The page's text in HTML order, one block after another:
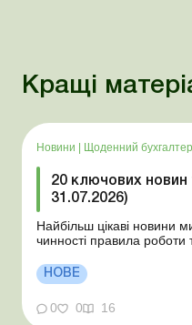
Кращі
Новини | Щоденний
20 ключових новин
31.07.2026)
Найбільш цікаві новини
чинності правила роботи
стан Для сільгосппідприємств і ФОП запроваджено нові
одноразові статистичні форми З 2 серпня
порядок зарахування
НОВЕ
0 0 16